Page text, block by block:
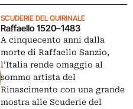
SCUDERIE DEL QUIRINALE
Raffaello 1520–1483
A cinquecento anni dalla
morte di Raffaello Sanzio,
l’Italia rende omaggio al
sommo artista del
Rinascimento con una grande
mostra alle Scuderie del